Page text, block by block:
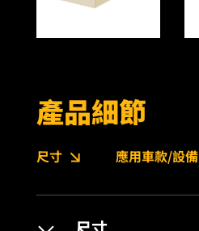
產品細節
尺寸 應用車款/設備